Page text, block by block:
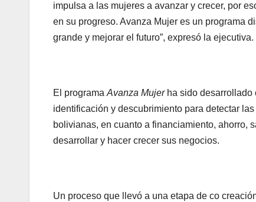
impulsa a las mujeres a avanzar y crecer, por
en su progreso. Avanza Mujer es un programa
grande y mejorar el futuro”, expresó la ejecutiva.
El programa Avanza Mujerha sido desarrollado
identificación y descubrimiento para detectar
bolivianas, en cuanto a financiamiento, ahorro,
desarrollar y hacer crecer sus negocios.
Un proceso que llevó a una etapa de co